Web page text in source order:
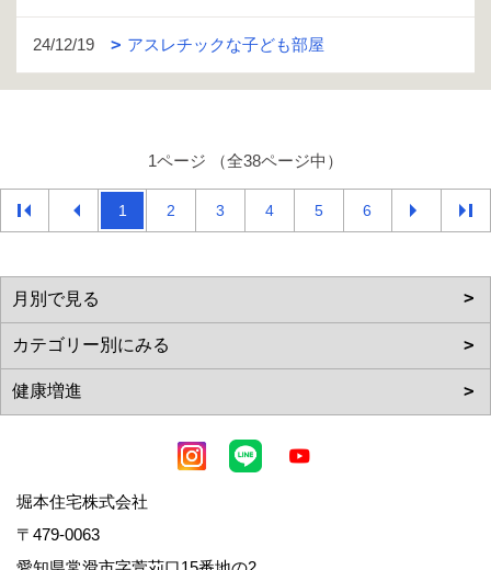
24/12/19 アスレチックな子ども部屋
1ページ （全38ページ中）
1 2 3 4 5 6
堀本住宅株式会社
〒479-0063